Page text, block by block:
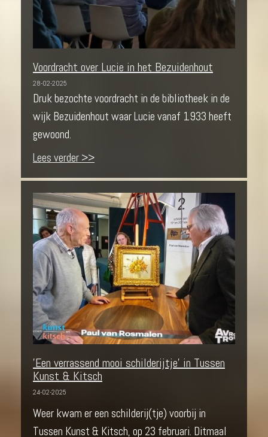
Voordracht over Lucie in het Bezuidenhout
28-02-2025
Druk bezochte voordracht in de bibliotheek in de
wijk Bezuidenhout waar Lucie vanaf 1933 heeft
gewoond.
Lees verder >>
'Een verrassend mooi schilderijtje' in Tussen
Kunst & Kitsch
24-02-2025
Weer kwam er een schilderij(tje) voorbij in
Tussen Kunst & Kitsch, op 23 februari. Ditmaal